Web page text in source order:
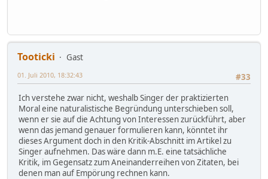
Tooticki
Gast
#33
01. Juli 2010, 18:32:43
Ich verstehe zwar nicht, weshalb Singer der praktizierten
Moral eine naturalistische Begründung unterschieben soll,
wenn er sie auf die Achtung von Interessen zurückführt, aber
wenn das jemand genauer formulieren kann, könntet ihr
dieses Argument doch in den Kritik-Abschnitt im Artikel zu
Singer aufnehmen. Das wäre dann m.E. eine tatsächliche
Kritik, im Gegensatz zum Aneinanderreihen von Zitaten, bei
denen man auf Empörung rechnen kann.